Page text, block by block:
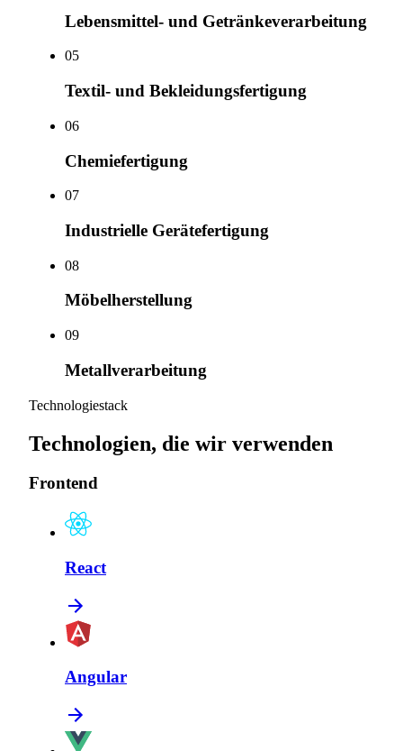
Lebensmittel- und Getränkeverarbeitung
05
Textil- und Bekleidungsfertigung
06
Chemiefertigung
07
Industrielle Gerätefertigung
08
Möbelherstellung
09
Metallverarbeitung
Technologiestack
Technologien, die wir verwenden
Frontend
React
Angular